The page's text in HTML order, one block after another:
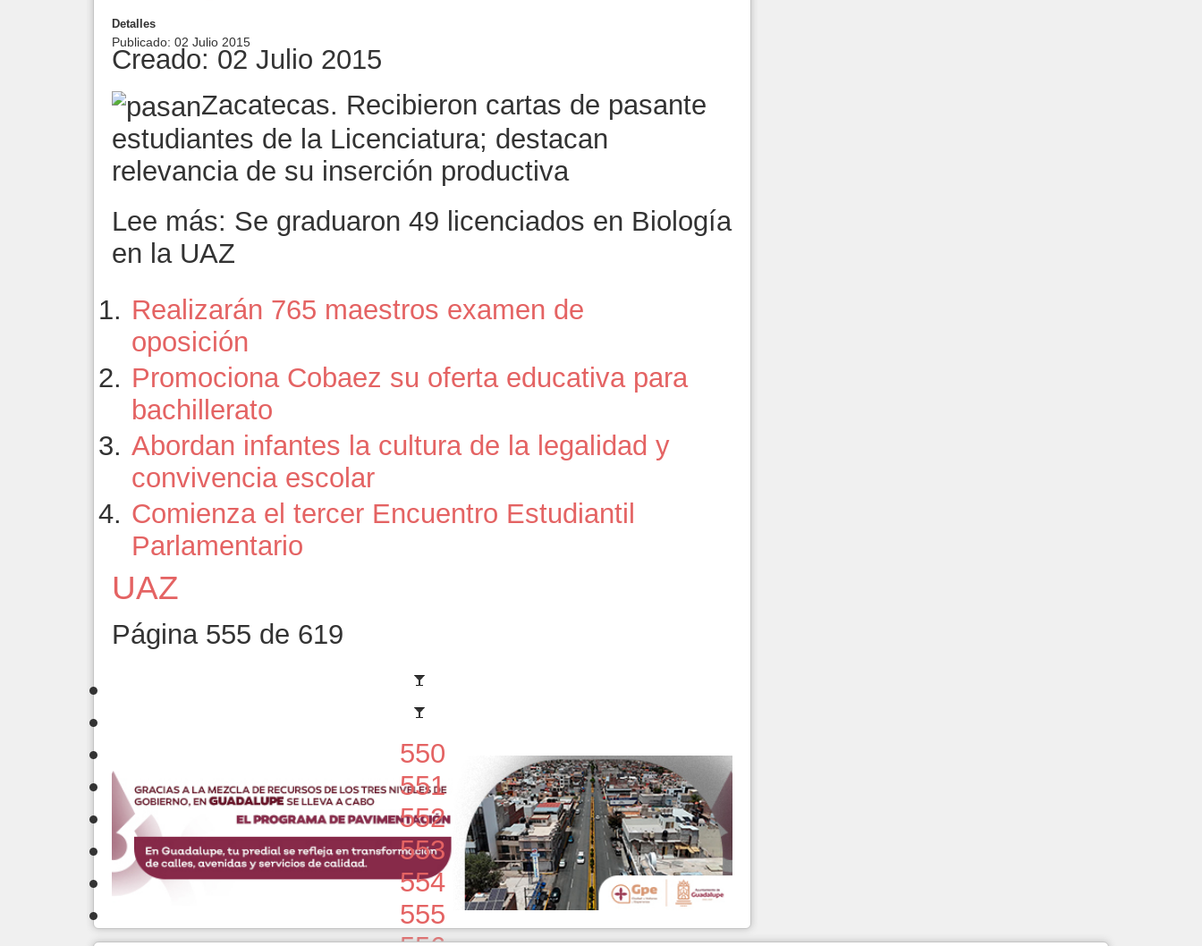
Detalles
Publicado: 02 Julio 2015
Creado: 02 Julio 2015
Zacatecas. Recibieron cartas de pasante
estudiantes de la Licenciatura; destacan
relevancia de su inserción productiva
Lee más: Se graduaron 49 licenciados en Biología
en la UAZ
Realizarán 765 maestros examen de
oposición
Promociona Cobaez su oferta educativa para
bachillerato
Abordan infantes la cultura de la legalidad y
convivencia escolar
Comienza el tercer Encuentro Estudiantil
Parlamentario
UAZ
Página 555 de 619
550
551
552
553
554
555